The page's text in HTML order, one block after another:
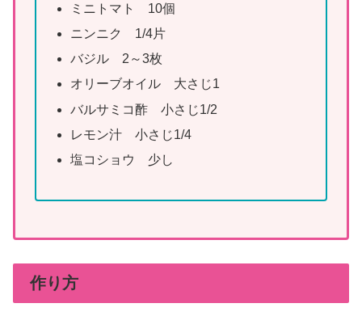
ミニトマト 10個
ニンニク 1/4片
バジル 2～3枚
オリーブオイル 大さじ1
バルサミコ酢 小さじ1/2
レモン汁 小さじ1/4
塩コショウ 少し
作り方